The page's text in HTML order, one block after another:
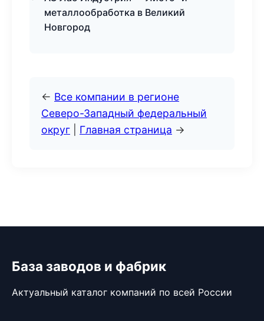
металлообработка в Великий
Новгород
← Все компании в регионе
Северо-Западный федеральный
округ
Главная страница →
База заводов и фабрик
Актуальный каталог компаний по всей России